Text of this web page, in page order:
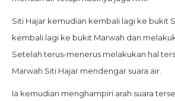
Siti Hajar kemudian kembali lagi ke bukit
kembali lagi ke bukit Marwah dan
Setelah terus-menerus melakukan hal
Marwah Siti Hajar mendengar suara air.
Ia kemudian menghampiri arah suara